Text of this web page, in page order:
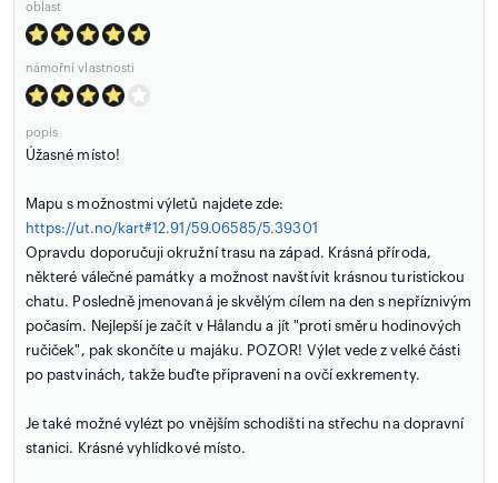
oblast
námořní vlastnosti
popis
Úžasné místo!
Mapu s možnostmi výletů najdete zde:
https://ut.no/kart#12.91/59.06585/5.39301
Opravdu doporučuji okružní trasu na západ. Krásná příroda,
některé válečné památky a možnost navštívit krásnou turistickou
chatu. Posledně jmenovaná je skvělým cílem na den s nepříznivým
počasím. Nejlepší je začít v Hålandu a jít "proti směru hodinových
ručiček", pak skončíte u majáku. POZOR! Výlet vede z velké části
po pastvinách, takže buďte připraveni na ovčí exkrementy.
Je také možné vylézt po vnějším schodišti na střechu na dopravní
stanici. Krásné vyhlídkové místo.